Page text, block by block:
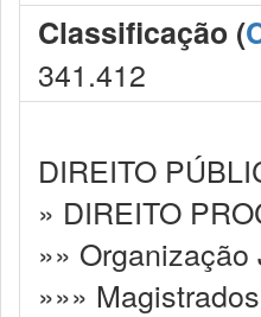
Classificação (
341.412
DIREITO
» DIREITO
»»
»»»